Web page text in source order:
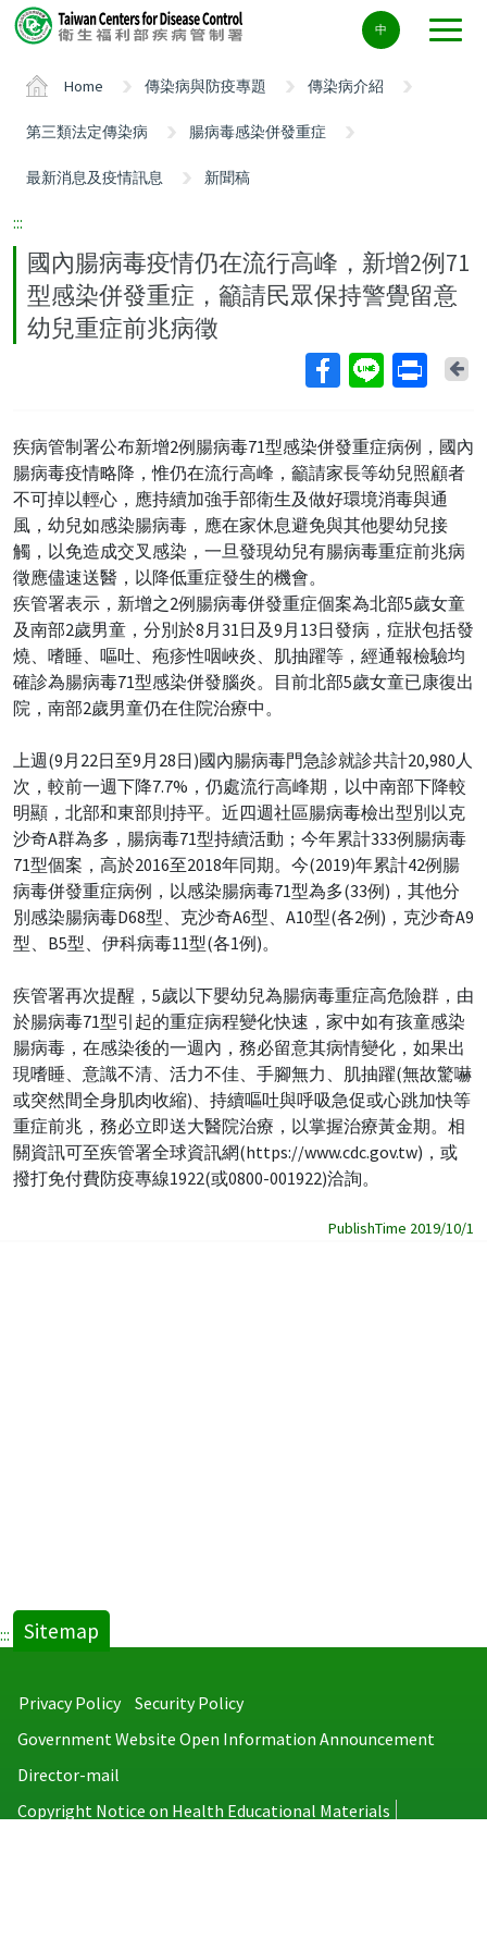
Center
block
中
Home 傳染病與防疫專題 傳染病介紹
第三類法定傳染病 腸病毒感染併發重症
最新消息及疫情訊息 新聞稿
:::
國內腸病毒疫情仍在流行高峰，新增2例71
型感染併發重症，籲請民眾保持警覺留意
幼兒重症前兆病徵
疾病管制署公布新增2例腸病毒71型感染併發重症病例，國內
腸病毒疫情略降，惟仍在流行高峰，籲請家長等幼兒照顧者
不可掉以輕心，應持續加強手部衛生及做好環境消毒與通
風，幼兒如感染腸病毒，應在家休息避免與其他嬰幼兒接
觸，以免造成交叉感染，一旦發現幼兒有腸病毒重症前兆病
徵應儘速送醫，以降低重症發生的機會。
疾管署表示，新增之2例腸病毒併發重症個案為北部5歲女童
及南部2歲男童，分別於8月31日及9月13日發病，症狀包括發
燒、嗜睡、嘔吐、疱疹性咽峽炎、肌抽躍等，經通報檢驗均
確診為腸病毒71型感染併發腦炎。目前北部5歲女童已康復出
院，南部2歲男童仍在住院治療中。
上週(9月22日至9月28日)國內腸病毒門急診就診共計20,980人
次，較前一週下降7.7%，仍處流行高峰期，以中南部下降較
明顯，北部和東部則持平。近四週社區腸病毒檢出型別以克
沙奇A群為多，腸病毒71型持續活動；今年累計333例腸病毒
71型個案，高於2016至2018年同期。今(2019)年累計42例腸
病毒併發重症病例，以感染腸病毒71型為多(33例)，其他分
別感染腸病毒D68型、克沙奇A6型、A10型(各2例)，克沙奇A9
型、B5型、伊科病毒11型(各1例)。
疾管署再次提醒，5歲以下嬰幼兒為腸病毒重症高危險群，由
於腸病毒71型引起的重症病程變化快速，家中如有孩童感染
腸病毒，在感染後的一週內，務必留意其病情變化，如果出
現嗜睡、意識不清、活力不佳、手腳無力、肌抽躍(無故驚嚇
或突然間全身肌肉收縮)、持續嘔吐與呼吸急促或心跳加快等
重症前兆，務必立即送大醫院治療，以掌握治療黃金期。相
關資訊可至疾管署全球資訊網(https://www.cdc.gov.tw)，或
撥打免付費防疫專線1922(或0800-001922)洽詢。
PublishTime 2019/10/1
::: Sitemap
Privacy Policy
Security Policy
Government Website Open Information Announcement
Director-mail
Copyright Notice on Health Educational Materials